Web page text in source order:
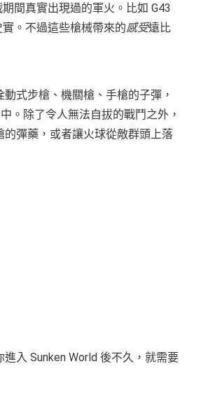
間真實出現過的軍火。比如 G43
。不過這些槍械帶來的感受遠比
式步槍、機關槍、手槍的子彈，
。除了令人無法自拔的戰鬥之外，
彈藥，或者讓火球從敵群頭上落
入 Sunken World 後不久，就需要